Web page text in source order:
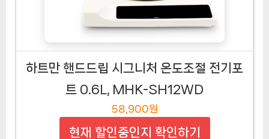
하트만 핸드드립 시그니처 온도조절 전기포
트 0.6L, MHK-SH12WD
58,900원
현재 할인중인지 확인하기